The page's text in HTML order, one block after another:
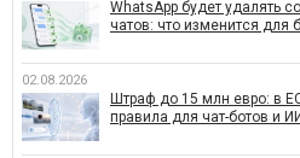
WhatsApp будет удалять
чатов: что изменится для
02.08.2026
Штраф до 15 млн евро: в
правила для чат-ботов и